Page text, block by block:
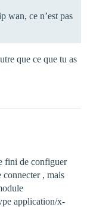
wan, ce n’est pas
que ce que tu as
fini de configuer
connecter , mais
application/x-